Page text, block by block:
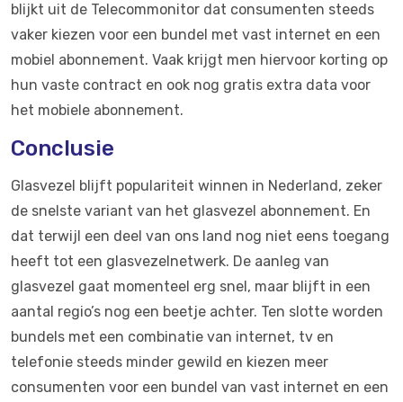
blijkt uit de Telecommonitor dat consumenten steeds
vaker kiezen voor een bundel met vast internet en een
mobiel abonnement. Vaak krijgt men hiervoor korting op
hun vaste contract en ook nog gratis extra data voor
het mobiele abonnement.
Conclusie
Glasvezel blijft populariteit winnen in Nederland, zeker
de snelste variant van het glasvezel abonnement. En
dat terwijl een deel van ons land nog niet eens toegang
heeft tot een glasvezelnetwerk. De aanleg van
glasvezel gaat momenteel erg snel, maar blijft in een
aantal regio’s nog een beetje achter. Ten slotte worden
bundels met een combinatie van internet, tv en
telefonie steeds minder gewild en kiezen meer
consumenten voor een bundel van vast internet en een